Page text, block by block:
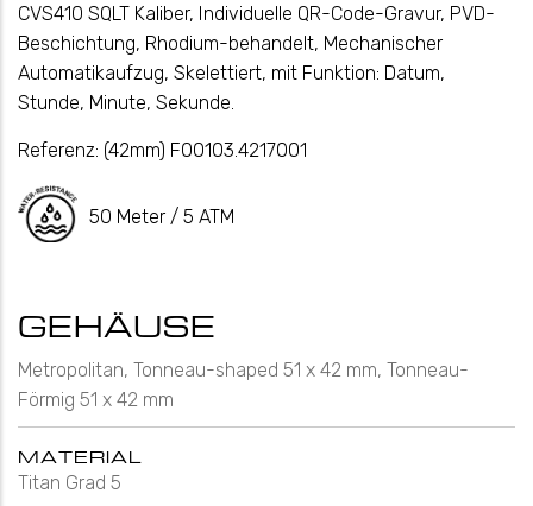
CVS410 SQLT Kaliber, Individuelle QR-Code-Gravur, PVD-
Beschichtung, Rhodium-behandelt, Mechanischer
Automatikaufzug, Skelettiert, mit Funktion: Datum,
Stunde, Minute, Sekunde.
Referenz: (42mm) F00103.4217001
50 Meter / 5 ATM
GEHÄUSE
Metropolitan, Tonneau-shaped 51 x 42 mm, Tonneau-
Förmig 51 x 42 mm
MATERIAL
Titan Grad 5